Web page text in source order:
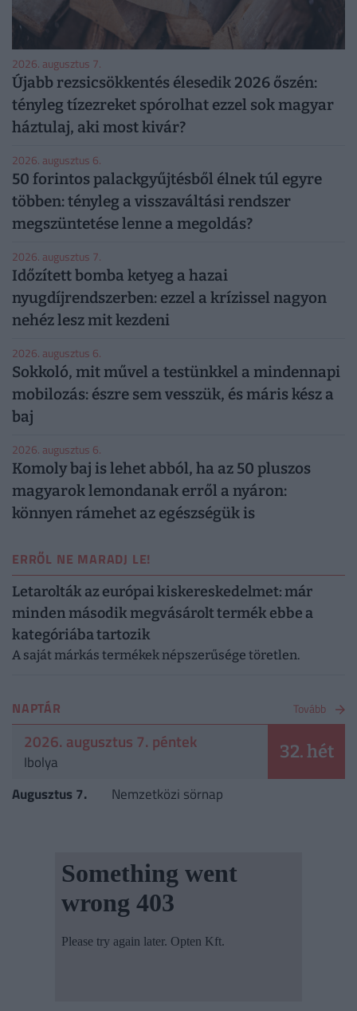
2026. augusztus 7.
Újabb rezsicsökkentés élesedik 2026 őszén:
tényleg tízezreket spórolhat ezzel sok magyar
háztulaj, aki most kivár?
2026. augusztus 6.
50 forintos palackgyűjtésből élnek túl egyre
többen: tényleg a visszaváltási rendszer
megszüntetése lenne a megoldás?
2026. augusztus 7.
Időzített bomba ketyeg a hazai
nyugdíjrendszerben: ezzel a krízissel nagyon
nehéz lesz mit kezdeni
2026. augusztus 6.
Sokkoló, mit művel a testünkkel a mindennapi
mobilozás: észre sem vesszük, és máris kész a
baj
2026. augusztus 6.
Komoly baj is lehet abból, ha az 50 pluszos
magyarok lemondanak erről a nyáron:
könnyen rámehet az egészségük is
ERRŐL NE MARADJ LE!
Letarolták az európai kiskereskedelmet: már
minden második megvásárolt termék ebbe a
kategóriába tartozik
A saját márkás termékek népszerűsége töretlen.
NAPTÁR Tovább
2026. augusztus 7. péntek
Ibolya 32. hét
Augusztus 7. Nemzetközi sörnap